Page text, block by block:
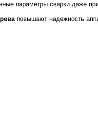
параметры сварки даже
повышают надежность